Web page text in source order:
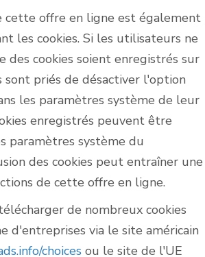
cette offre en ligne est également
les cookies. Si les utilisateurs ne
des cookies soient enregistrés sur
priés de désactiver l'option
les paramètres système de leur
enregistrés peuvent être
paramètres système du
des cookies peut entraîner une
de cette offre en ligne.
de nombreux cookies
d'entreprises via le site américain
choices ou le site de l'UE